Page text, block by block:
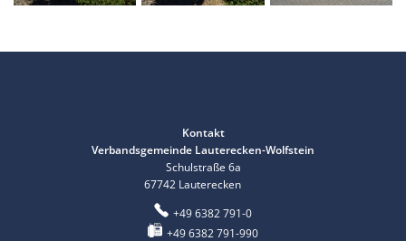
Kontakt
Verbandsgemeinde Lauterecken-Wolfstein
Schulstraße 6a
67742 Lauterecken
+49 6382 791-0
+49 6382 791-990